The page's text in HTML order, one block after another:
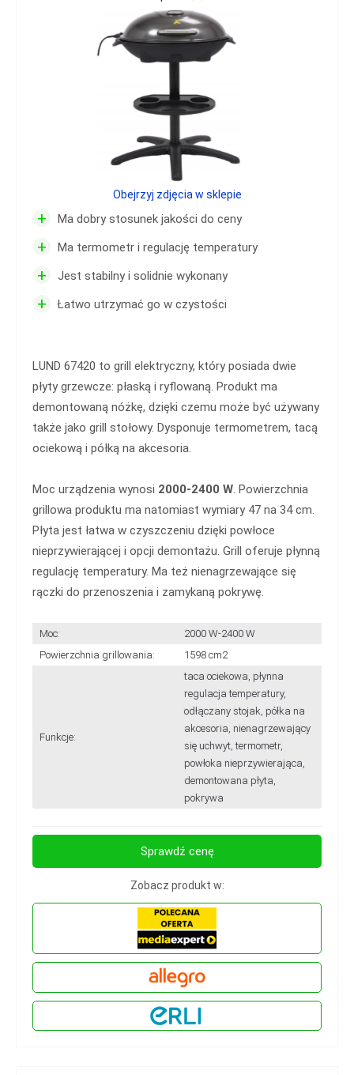
+ Ma dobry stosunek jakości do ceny
+ Ma termometr i regulację temperatury
+ Jest stabilny i solidnie wykonany
+ Łatwo utrzymać go w czystości
LUND 67420 to grill elektryczny, który posiada dwie
płyty grzewcze: płaską i ryflowaną. Produkt ma
demontowaną nóżkę, dzięki czemu może być używany
także jako grill stołowy. Dysponuje termometrem, tacą
ociekową i półką na akcesoria.
Moc urządzenia wynosi 2000-2400 W. Powierzchnia
grillowa produktu ma natomiast wymiary 47 na 34 cm.
Płyta jest łatwa w czyszczeniu dzięki powłoce
nieprzywierającej i opcji demontażu. Grill oferuje płynną
regulację temperatury. Ma też nienagrzewające się
rączki do przenoszenia i zamykaną pokrywę.
Moc:
2000 W-2400 W
Powierzchnia grillowania:
1598 cm2
Funkcje:
taca ociekowa, płynna
regulacja temperatury,
odłączany stojak, półka na
akcesoria, nienagrzewający
się uchwyt, termometr,
powłoka nieprzywierająca,
demontowana płyta,
pokrywa
Obejrzyj zdjęcia w sklepie
Sprawdź cenę
Zobacz produkt w: